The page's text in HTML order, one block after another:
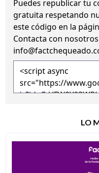
Puedes republicar tu
gratuita respetando
este código en la
Contacta con
LO